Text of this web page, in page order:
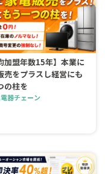
加盟年数15年】本業に
売をプラスし経営にも
の柱を
器チェーン